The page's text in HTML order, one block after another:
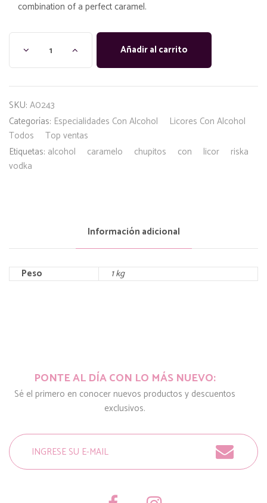
combination of a perfect caramel.
Añadir al carrito
SKU: A0243
Categorías: Especialidades Con Alcohol
Licores Con Alcohol
Todos
Top ventas
Etiquetas: alcohol caramelo chupitos con licor
riska
vodka
Información adicional
Peso 1 kg
PONTE AL DÍA CON LO MÁS NUEVO:
Sé el primero en conocer nuevos productos y descuentos
exclusivos.